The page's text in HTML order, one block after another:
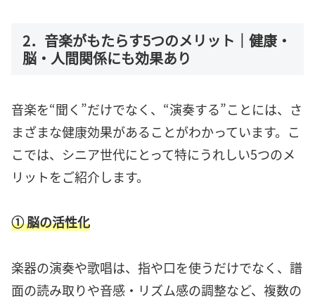
2．音楽がもたらす5つのメリット｜健康・
脳・人間関係にも効果あり
音楽を“聞く”だけでなく、“演奏する”ことには、さ
まざまな健康効果があることがわかっています。こ
こでは、シニア世代にとって特にうれしい5つのメ
リットをご紹介します。
① 脳の活性化
楽器の演奏や歌唱は、指や口を使うだけでなく、譜
面の読み取りや音感・リズム感の調整など、複数の